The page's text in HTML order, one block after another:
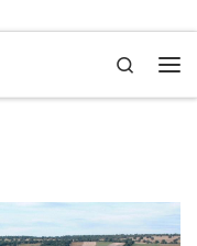
Search